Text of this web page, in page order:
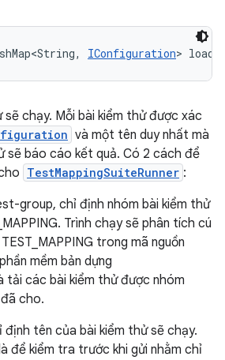
IConfiguration>
sẽ chạy. Mỗi bài kiểm thử được xác
và một tên duy nhất mà
sẽ báo cáo kết quả. Có 2 cách để
TestMappingSuiteRunner :
group, chỉ định nhóm bài kiểm thử
Trình chạy sẽ phân tích cú
trong mã nguồn
mềm bản dựng
tải các bài kiểm thử được nhóm
cho.
tên của bài kiểm thử sẽ chạy.
để kiểm tra trước khi gửi nhằm chỉ